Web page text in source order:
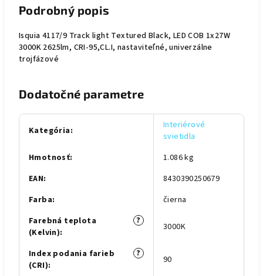
Podrobný popis
Isquia 4117/9 Track light Textured Black, LED COB 1x27W
3000K 2625lm, CRI-95,CL.I, nastaviteľné, univerzálne
trojfázové
Dodatočné parametre
Kategória:
Interiérové
svietidla
Hmotnosť:
1.086 kg
EAN:
8430390250679
Farba:
čierna
?
Farebná teplota
(Kelvin): 3000K
?
Index podania farieb
(CRI): 90